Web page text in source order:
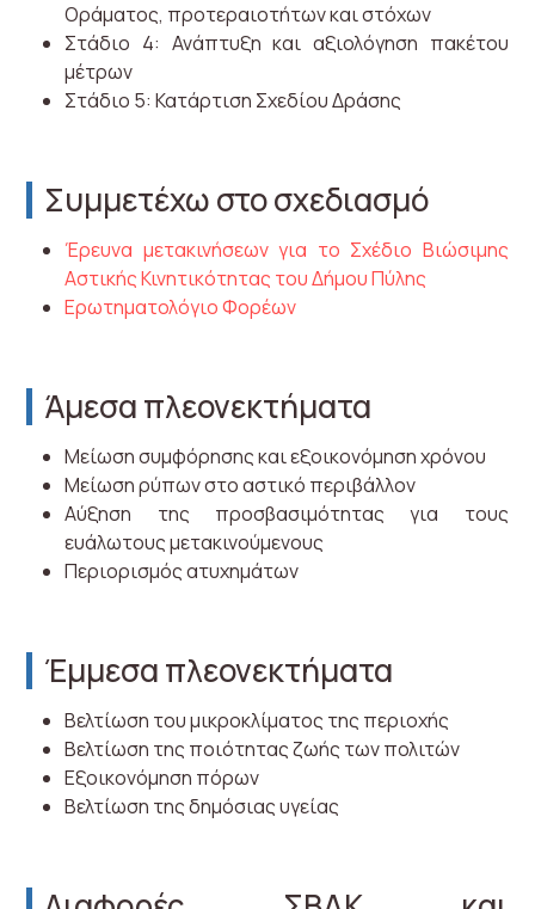
Οράματος, προτεραιοτήτων και στόχων
Στάδιο 4: Ανάπτυξη και αξιολόγηση πακέτου
μέτρων
Στάδιο 5: Κατάρτιση Σχεδίου Δράσης
Συμμετέχω στο σχεδιασμό
Έρευνα μετακινήσεων για το Σχέδιο Βιώσιμης
Αστικής Κινητικότητας του Δήμου Πύλης
Ερωτηματολόγιο Φορέων
Άμεσα πλεονεκτήματα
Μείωση συμφόρησης και εξοικονόμηση χρόνου
Μείωση ρύπων στο αστικό περιβάλλον
Αύξηση της προσβασιμότητας για τους
ευάλωτους μετακινούμενους
Περιορισμός ατυχημάτων
Έμμεσα πλεονεκτήματα
Βελτίωση του μικροκλίματος της περιοχής
Βελτίωση της ποιότητας ζωής των πολιτών
Εξοικονόμηση πόρων
Βελτίωση της δημόσιας υγείας